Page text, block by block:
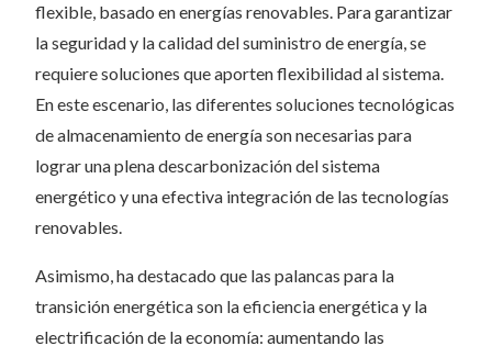
flexible, basado en energías renovables. Para garantizar
la seguridad y la calidad del suministro de energía, se
requiere soluciones que aporten flexibilidad al sistema.
En este escenario, las diferentes soluciones tecnológicas
de almacenamiento de energía son necesarias para
lograr una plena descarbonización del sistema
energético y una efectiva integración de las tecnologías
renovables.
Asimismo, ha destacado que las palancas para la
transición energética son la eficiencia energética y la
electrificación de la economía: aumentando las